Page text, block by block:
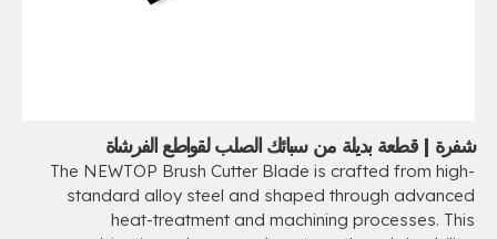
شفرة | قطعة بديلة من سبائك الصلب لقواطع الفرشاة
The NEWTOP Brush Cutter Blade is crafted from high-
standard alloy steel and shaped through advanced
heat-treatment and machining processes .This